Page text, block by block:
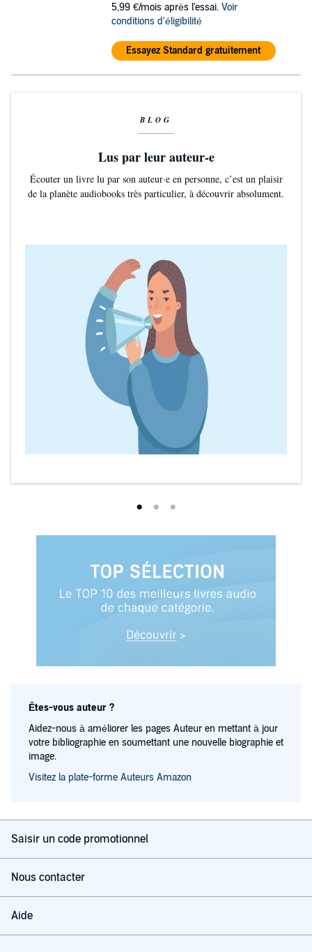
5,99 €/mois après l'essai. Voir
conditions d'éligibilité
Essayez Standard gratuitement
BLOG
Lus par leur auteur-e
Écouter un livre lu par son auteur·e en personne, c’est un plaisir
de la planète audiobooks très particulier, à découvrir absolument.
Êtes-vous auteur ?
Aidez-nous à améliorer les pages Auteur en mettant à jour
votre bibliographie en soumettant une nouvelle biographie et
image.
Visitez la plate-forme Auteurs Amazon
Saisir un code promotionnel
Nous contacter
Aide